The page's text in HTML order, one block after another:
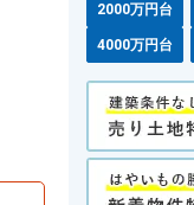
2000万円台
4000万円台